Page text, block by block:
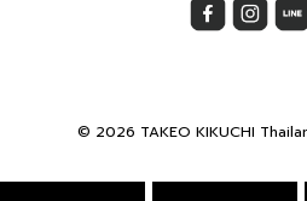
© 2026 TAKEO KIKUCHI